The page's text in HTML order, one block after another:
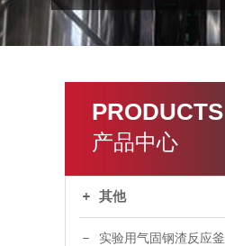
PRODUCTS
产品中心
其他
实验用气固钢渣反应釜